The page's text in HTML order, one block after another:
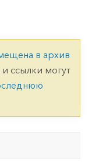
в архив
ссылки могут